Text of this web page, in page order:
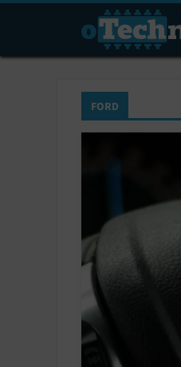
FORD